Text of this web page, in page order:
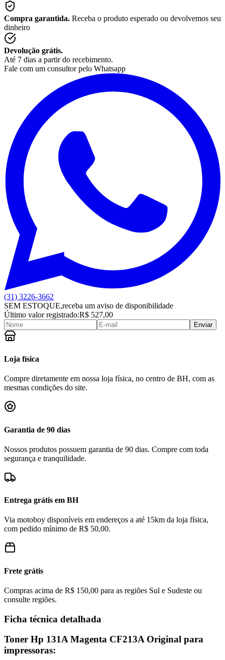
Compra garantida. Receba o produto esperado ou devolvemos seu
dinheiro
Devolução grátis.
Até 7 dias a partir do recebimento.
Fale com um consultor pelo Whatsapp
(31) 3226-3662
SEM ESTOQUE,receba um aviso de disponibilidade
Último valor registrado:R$ 527,00
Enviar
Loja física
Compre diretamente em nossa loja física, no centro de BH, com as
mesmas condições do site.
Garantia de 90 dias
Nossos produtos possuem garantia de 90 dias. Compre com toda
segurança e tranquilidade.
Entrega grátis em BH
Via motoboy disponíveis em endereços a até 15km da loja física,
com pedido mínimo de R$ 50,00.
Frete grátis
Compras acima de R$ 150,00 para as regiões Sul e Sudeste ou
consulte regiões.
Ficha técnica detalhada
Toner Hp 131A Magenta CF213A Original para
impressoras: